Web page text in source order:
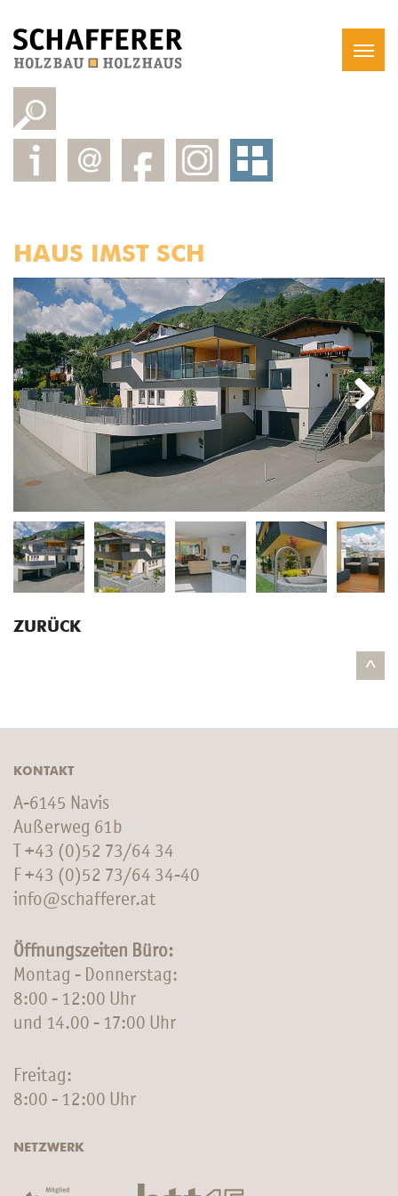
HAUS IMST SCH
Next
ZURÜCK
^
KONTAKT
A-6145 Navis
Außerweg 61b
+43 (0)52 73/64 34
F +43 (0)52 73/64 34-40
info@schafferer.at
Öffnungszeiten Büro:
Montag - Donnerstag:
8:00 - 12:00 Uhr
und 14.00 - 17:00 Uhr
Freitag:
8:00 - 12:00 Uhr
NETZWERK